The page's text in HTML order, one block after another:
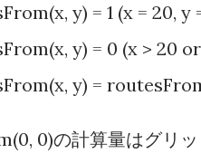
y) = 1 (x = 20, y
y) = 0 (x > 20
y) =
0)の計算量はグリ